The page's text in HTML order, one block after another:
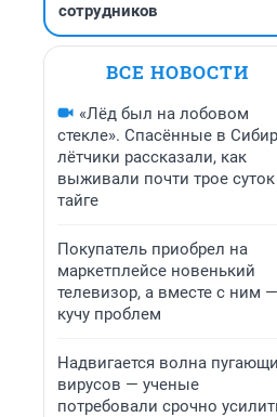
сотрудников
ВСЕ НОВОСТИ
«Лёд был на лобовом
стекле». Спасённые в
лётчики рассказали, как
выживали почти трое
тайге
Покупатель приобрел на
маркетплейсе новенький
телевизор, а вместе с ним —
кучу проблем
Надвигается волна
вирусов — ученые
потребовали срочно